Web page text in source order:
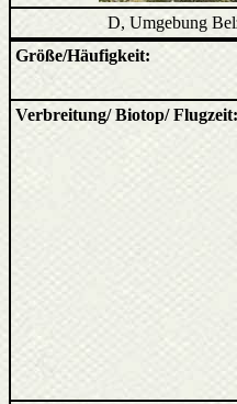
D, Umgebung
Größe/Häufigkeit:
Verbreitung/ Biotop/ Flugzeit: